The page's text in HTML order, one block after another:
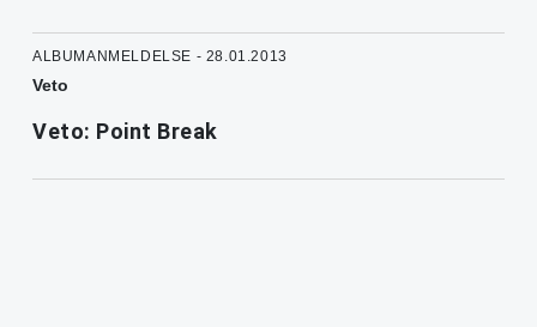
ALBUMANMELDELSE - 28.01.2013
Veto
Veto: Point Break